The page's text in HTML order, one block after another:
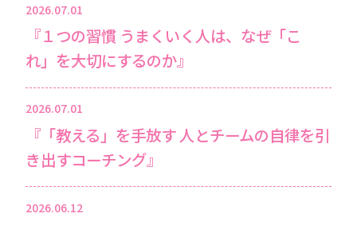
2026.07.01
『１つの習慣 うまくいく人は、なぜ「こ
れ」を大切にするのか』
2026.07.01
『「教える」を手放す 人とチームの自律を引
き出すコーチング』
2026.06.12